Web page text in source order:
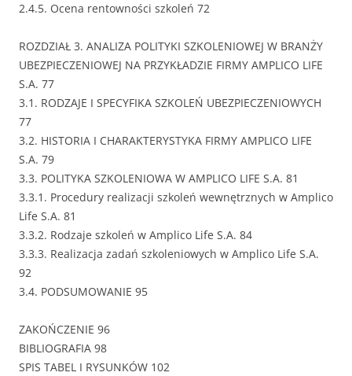
2.4.5. Ocena rentowności szkoleń 72
ROZDZIAŁ 3. ANALIZA POLITYKI SZKOLENIOWEJ W BRANŻY
UBEZPIECZENIOWEJ NA PRZYKŁADZIE FIRMY AMPLICO LIFE
S.A. 77
3.1. RODZAJE I SPECYFIKA SZKOLEŃ UBEZPIECZENIOWYCH
77
3.2. HISTORIA I CHARAKTERYSTYKA FIRMY AMPLICO LIFE
S.A. 79
3.3. POLITYKA SZKOLENIOWA W AMPLICO LIFE S.A. 81
3.3.1. Procedury realizacji szkoleń wewnętrznych w Amplico
Life S.A. 81
3.3.2. Rodzaje szkoleń w Amplico Life S.A. 84
3.3.3. Realizacja zadań szkoleniowych w Amplico Life S.A.
92
3.4. PODSUMOWANIE 95
ZAKOŃCZENIE 96
BIBLIOGRAFIA 98
SPIS TABEL I RYSUNKÓW 102